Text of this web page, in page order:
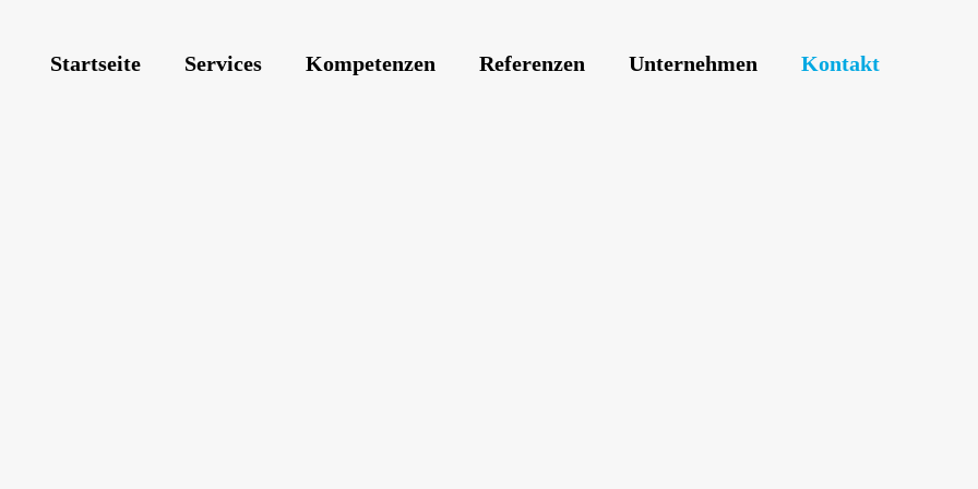
Startseite Services Kompetenzen Referenzen Unternehmen Kontakt